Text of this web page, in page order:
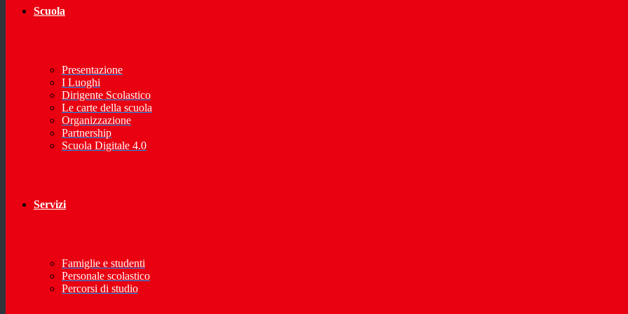
Scuola
Presentazione
I Luoghi
Dirigente Scolastico
Le carte della scuola
Organizzazione
Partnership
Scuola Digitale 4.0
Servizi
Famiglie e studenti
Personale scolastico
Percorsi di studio